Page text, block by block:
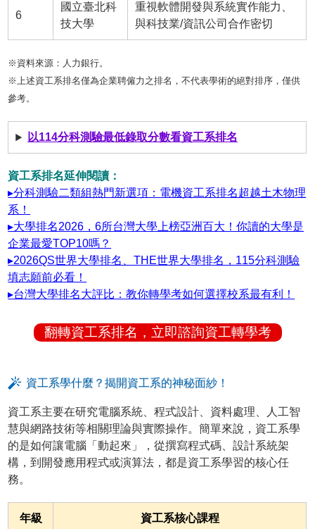
6
國立臺北科
技大學
重視軟體開發與系統實作能力、
與科技業/資訊公司合作密切
※資料來源：人力銀行。
※上述資工系排名僅為企業聘僱力之排名，不代表學術的絕對排序，僅供
參考。
以114分科測驗最低錄取分數看資工系排名
資工系排名延伸閱讀：
▸分科測驗二類組熱門新選項：電機資工系排名超越土木物理
系！
▸大學排名2026，6所台灣大學上榜亞洲百大！你讀的大學是
企業最愛TOP10嗎？
▸2026QS世界大學排名、THE世界大學排名，115分科測驗
填志願前必看！
▸台灣大學排名大評比：教你轉學考如何選擇校系最有利！
翻轉資工系排名，立即諮詢資工轉學考
資工系學什麼？揭開資工系的神秘面紗！
資工系主要在研究電腦系統、程式設計、資料處理、人工智
慧與網路技術等相關理論與實際操作。簡單來說，資工系學
的是如何讓電腦「動起來」，從撰寫程式碼、設計系統架
構，到開發應用程式或演算法，都是資工系學習的核心任
務。
年級 資工系核心課程